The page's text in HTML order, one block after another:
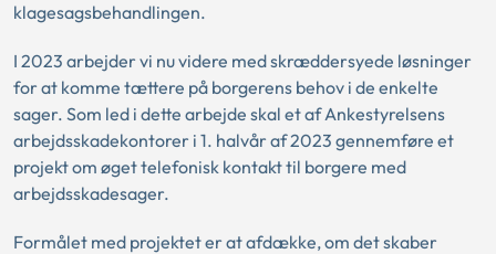
klagesagsbehandlingen.
I 2023 arbejder vi nu videre med skræddersyede løsninger
for at komme tættere på borgerens behov i de enkelte
sager. Som led i dette arbejde skal et af Ankestyrelsens
arbejdsskadekontorer i 1. halvår af 2023 gennemføre et
projekt om øget telefonisk kontakt til borgere med
arbejdsskadesager.
Formålet med projektet er at afdække, om det skaber